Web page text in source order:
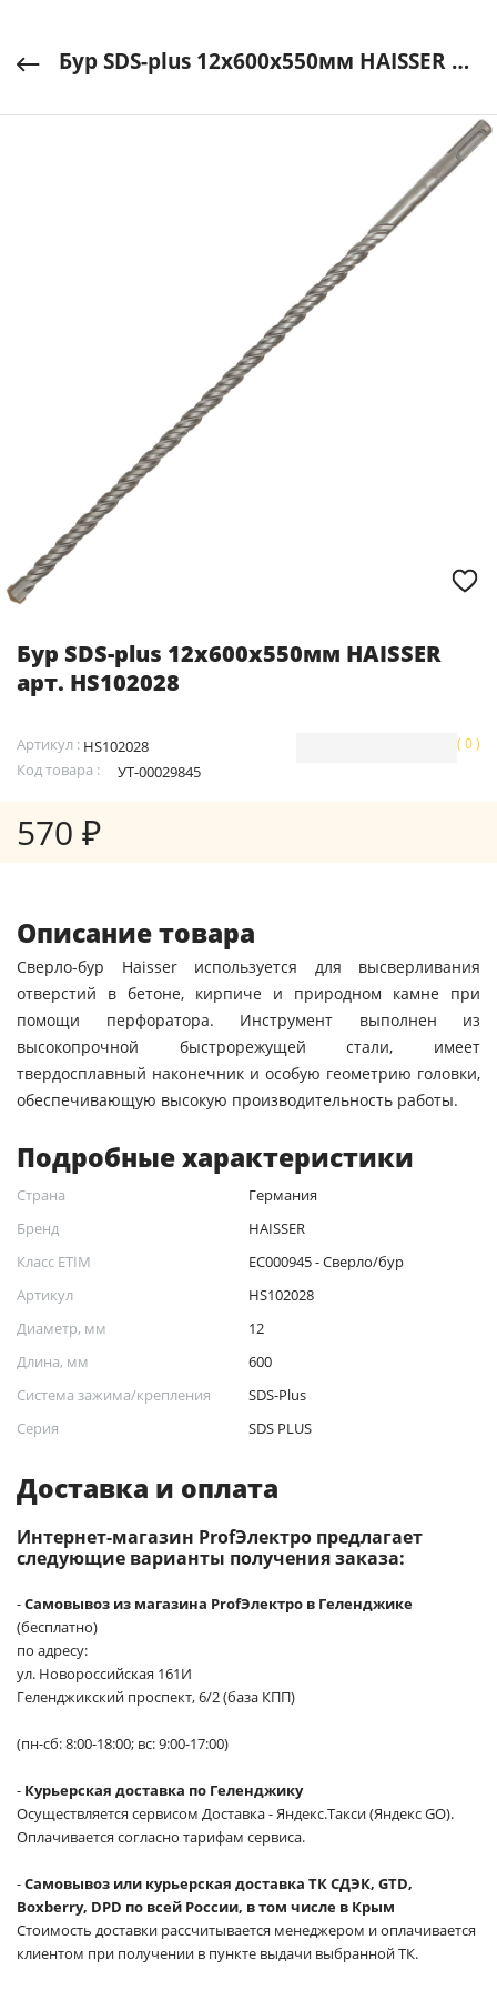
Бур SDS-plus 12х600х550мм HAISSER арт. HS102028
Бур SDS-plus 12х600х550мм HAISSER
арт. HS102028
Артикул : HS102028
Код товара :
УТ-00029845
( 0 )
570 ₽
Описание товара
Сверло-бур Haisser используется для высверливания
отверстий в бетоне, кирпиче и природном камне при
помощи перфоратора. Инструмент выполнен из
высокопрочной быстрорежущей стали, имеет
твердосплавный наконечник и особую геометрию головки,
обеспечивающую высокую производительность работы.
Подробные характеристики
Страна
Германия
Бренд
HAISSER
Класс ETIM
EC000945 - Сверло/бур
Артикул
HS102028
Диаметр, мм
12
Длина, мм
600
Система зажима/крепления
SDS-Plus
Серия
SDS PLUS
Доставка и оплата
Интернет-магазин ProfЭлектро предлагает
следующие варианты получения заказа:
-Самовывоз из магазина ProfЭлектро в Геленджике
(бесплатно)
по адресу:
ул. Новороссийская 161И
Геленджикский проспект, 6/2 (база КПП)
(пн-сб: 8:00-18:00; вс: 9:00-17:00)
- Курьерская доставка по Геленджику
Осуществляется сервисом Доставка - Яндекс.Такси (Яндекс GO).
Оплачивается согласно тарифам сервиса.
-Самовывоз или курьерская доставка ТК СДЭК, GTD,
Boxberry, DPD по всей России, в том числе в Крым
Стоимость доставки рассчитывается менеджером и оплачивается
клиентом при получении в пункте выдачи выбранной ТК.